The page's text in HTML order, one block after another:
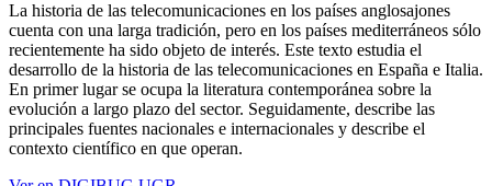
La historia de las telecomunicaciones en los países anglosajones
cuenta con una larga tradición, pero en los países mediterráneos sólo
recientemente ha sido objeto de interés. Este texto estudia el
desarrollo de la historia de las telecomunicaciones en España e Italia.
En primer lugar se ocupa la literatura contemporánea sobre la
evolución a largo plazo del sector. Seguidamente, describe las
principales fuentes nacionales e internacionales y describe el
contexto científico en que operan.